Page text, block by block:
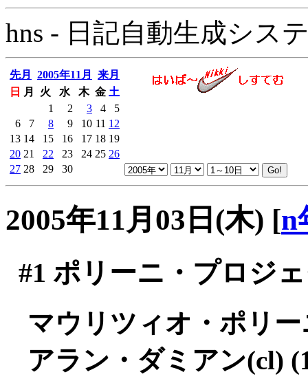
hns - 日記自動生成シス
先月 2005年11月
来月
日
月 火 水 木 金 土
1
2 3 4
5
6
7 8 9 10 11 12
13 14 15 16 17 18 19
20 21 22 23 24 25 26
27 28 29 30
2005年11月03日(木) [n
#1 ポリーニ・プロジ
マウリツィオ・ポリー
アラン・ダミアン(cl)